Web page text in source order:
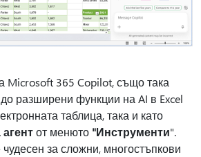
Microsoft 365 Copilot, също така
разширени функции на AI в Excel
таблица, така и като
от менюто "Инструменти".
за сложни, многостъпкови